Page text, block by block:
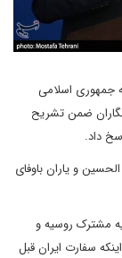
جمهوری اسلامی
با خبرنگاران ضمن تشریح
داد.
و یاران باوفای
مشترک روسیه و
سفارت ایران قبل